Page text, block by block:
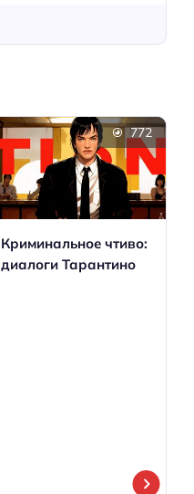
Криминальное чтиво:
диалоги Тарантино
772